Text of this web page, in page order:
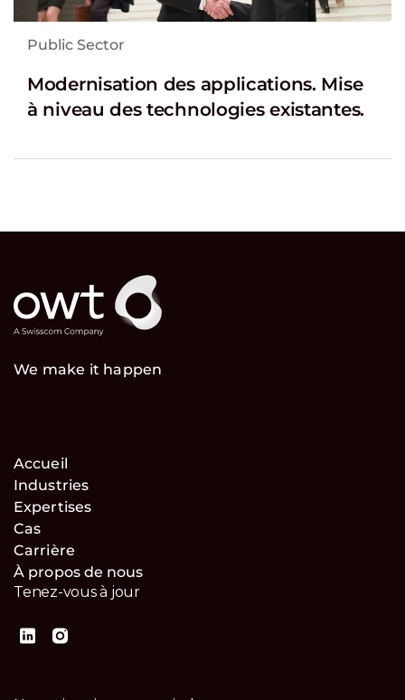
Public Sector
Modernisation des applications. Mise
à niveau des technologies existantes.
We make it happen
Accueil
Industries
Expertises
Cas
Carrière
À propos de nous
Tenez-vous à jour